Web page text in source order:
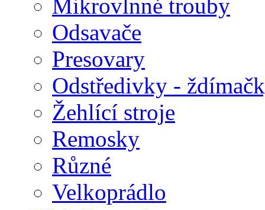
Mikrovlnné trouby
Odsavače
Presovary
Odstředivky -
Žehlící stroje
Remosky
Různé
Velkoprádlo